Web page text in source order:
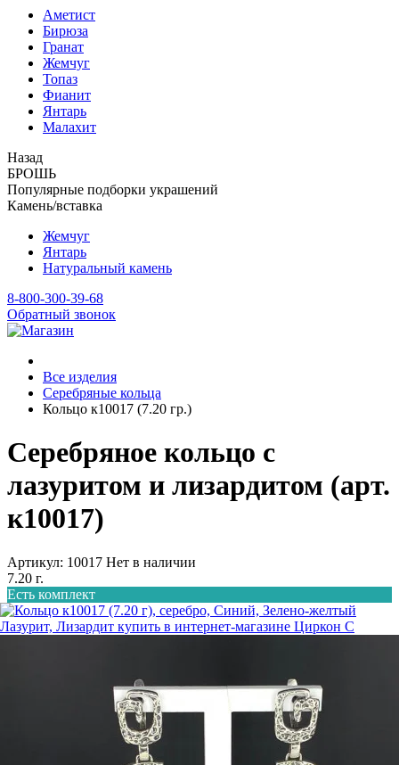
Аметист
Бирюза
Гранат
Жемчуг
Топаз
Фианит
Янтарь
Малахит
Назад
БРОШЬ
Популярные подборки украшений
Камень/вставка
Жемчуг
Янтарь
Натуральный камень
8-800-300-39-68
Обратный звонок
Все изделия
Серебряные кольца
Кольцо к10017 (7.20 гр.)
Серебряное кольцо с
лазуритом и лизардитом (арт.
к10017)
Артикул: 10017 Нет в наличии
7.20 г.
Есть комплект